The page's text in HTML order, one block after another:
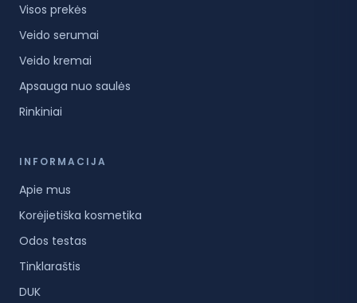
Visos prekės
Veido serumai
Veido kremai
Apsauga nuo saulės
Rinkiniai
INFORMACIJA
Apie mus
Korėjietiška kosmetika
Odos testas
Tinklaraštis
DUK